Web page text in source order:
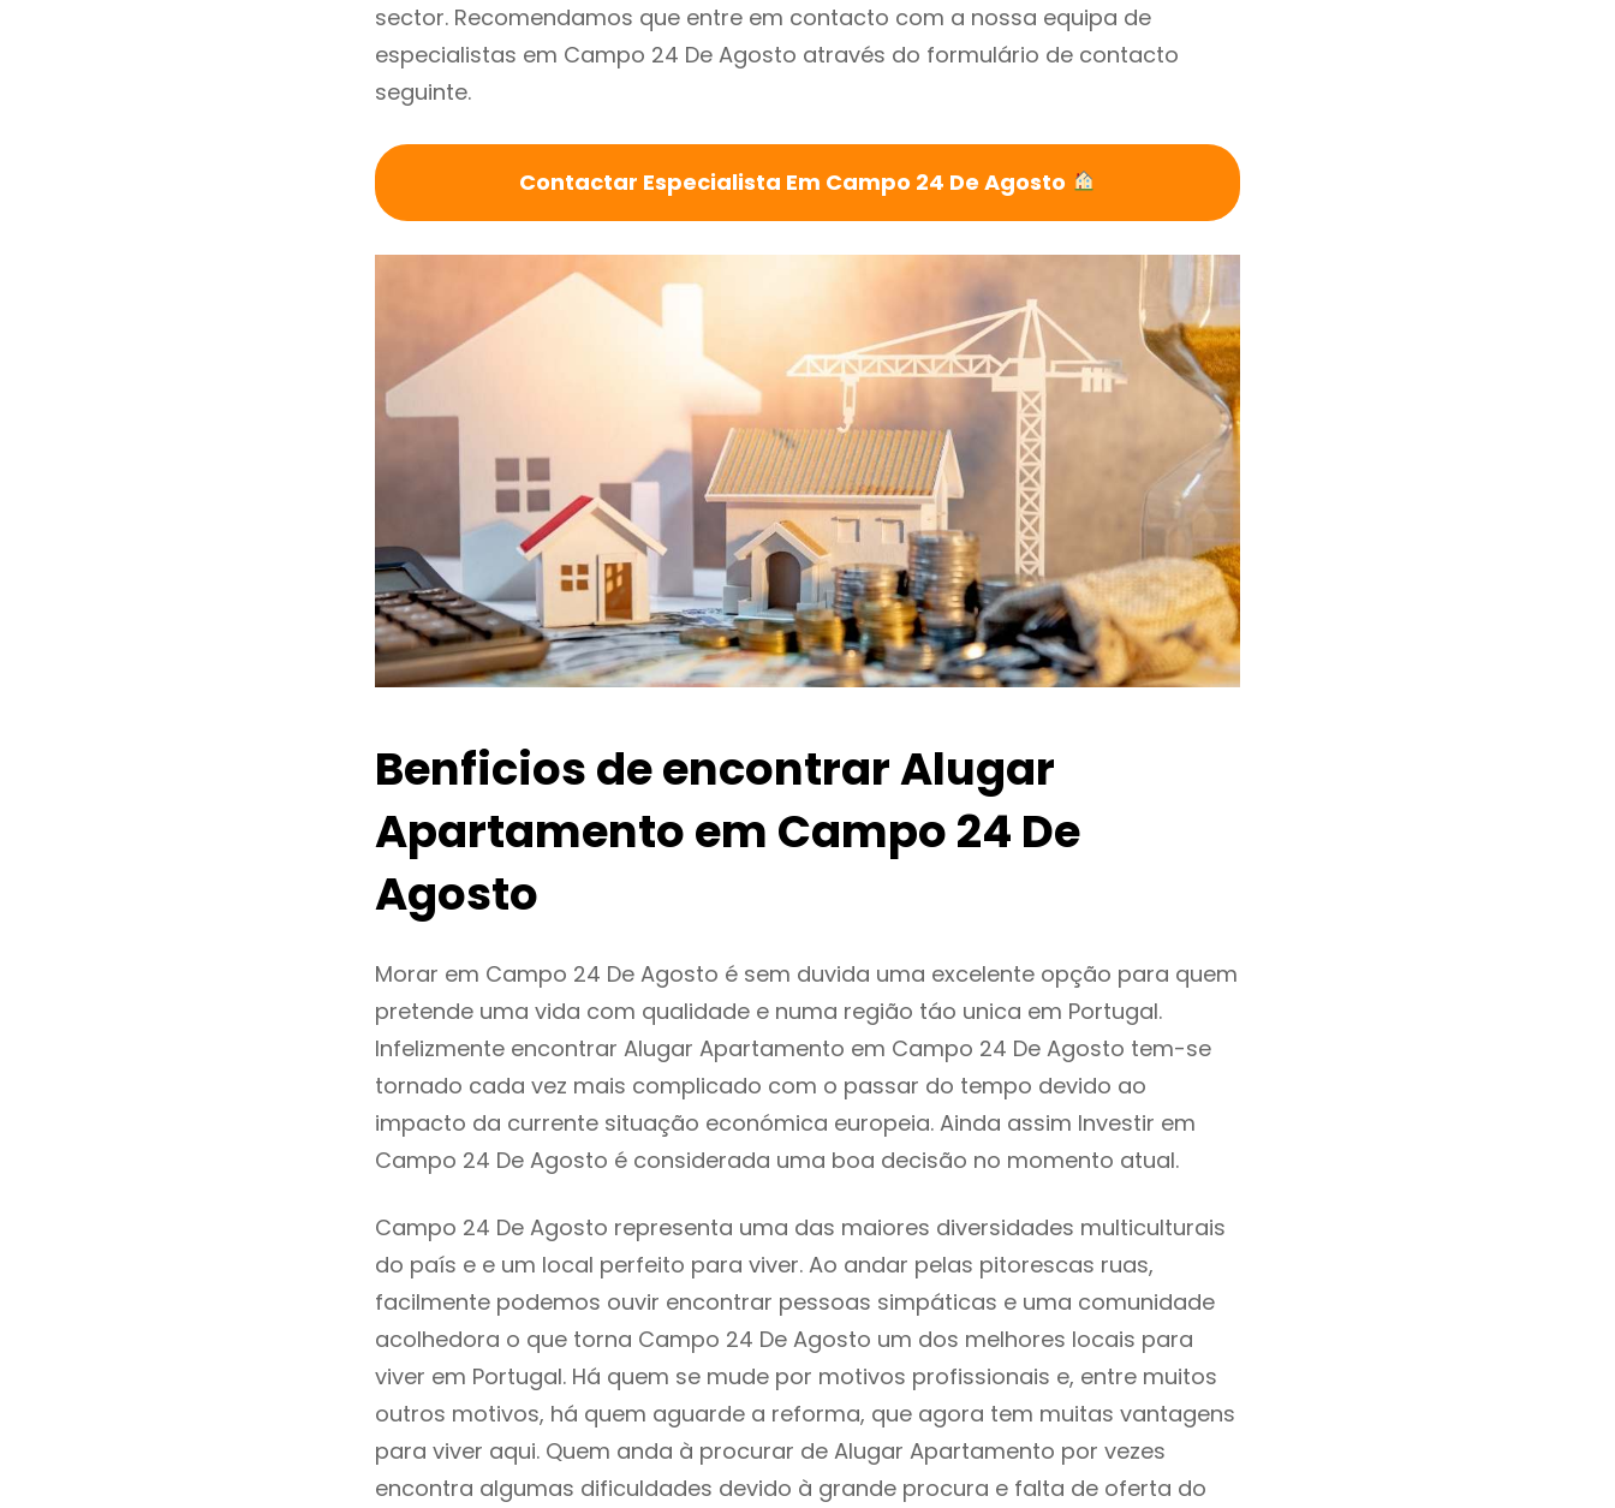
sector. Recomendamos que entre em contacto com a nossa equipa de
especialistas em Campo 24 De Agosto através do formulário de contacto
seguinte.
Contactar Especialista Em Campo 24 De Agosto
Benficios de encontrar Alugar
Apartamento em Campo 24 De
Agosto
Morar em Campo 24 De Agosto é sem duvida uma excelente opção para quem
pretende uma vida com qualidade e numa região táo unica em Portugal.
Infelizmente encontrar Alugar Apartamento em Campo 24 De Agosto tem-se
tornado cada vez mais complicado com o passar do tempo devido ao
impacto da currente situação económica europeia. Ainda assim Investir em
Campo 24 De Agosto é considerada uma boa decisão no momento atual.
Campo 24 De Agosto representa uma das maiores diversidades multiculturais
do país e e um local perfeito para viver. Ao andar pelas pitorescas ruas,
facilmente podemos ouvir encontrar pessoas simpáticas e uma comunidade
acolhedora o que torna Campo 24 De Agosto um dos melhores locais para
viver em Portugal. Há quem se mude por motivos profissionais e, entre muitos
outros motivos, há quem aguarde a reforma, que agora tem muitas vantagens
para viver aqui. Quem anda à procurar de Alugar Apartamento por vezes
encontra algumas dificuldades devido à grande procura e falta de oferta do